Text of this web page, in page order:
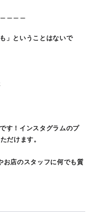
」ということはないで
す！インスタグラムのプ
だけます。
お店のスタッフに何でも質